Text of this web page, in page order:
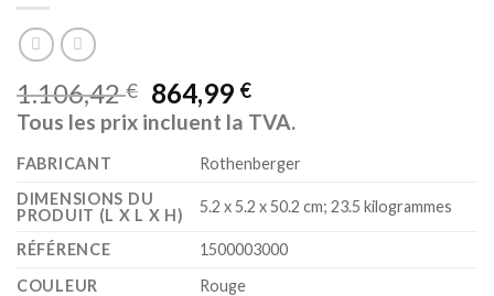
1.106,42€ 864,99 €
Tous les prix incluent la TVA.
FABRICANT
‎Rothenberger
DIMENSIONS DU
PRODUIT (L X L X H)
‎5.2 x 5.2 x 50.2 cm; 23.5 kilogrammes
RÉFÉRENCE
‎1500003000
COULEUR
‎Rouge